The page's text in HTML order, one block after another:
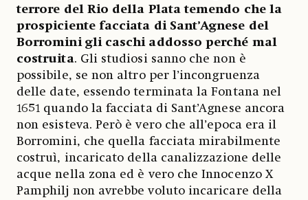
terrore del Rio della Plata temendo che la
prospiciente facciata di Sant’Agnese del
Borromini gli caschi addosso perché mal
costruita. Gli studiosi sanno che non è
possibile, se non altro per l’incongruenza
delle date, essendo terminata la Fontana nel
1651 quando la facciata di Sant’Agnese ancora
non esisteva. Però è vero che all’epoca era il
Borromini, che quella facciata mirabilmente
costruì, incaricato della canalizzazione delle
acque nella zona ed è vero che Innocenzo X
Pamphilj non avrebbe voluto incaricare della